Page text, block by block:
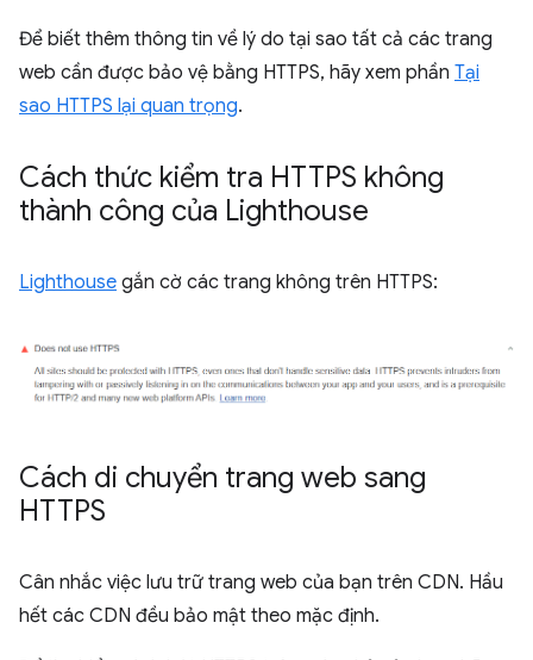
Để biết thêm thông tin về lý do tại sao tất cả các trang
web cần được bảo vệ bằng HTTPS, hãy xem phần Tại
sao HTTPS lại quan trọng.
Cách thức kiểm tra HTTPS không
thành công của Lighthouse
Lighthouse gắn cờ các trang không trên HTTPS:
Cách di chuyển trang web sang
HTTPS
Cân nhắc việc lưu trữ trang web của bạn trên CDN. Hầu
hết các CDN đều bảo mật theo mặc định.